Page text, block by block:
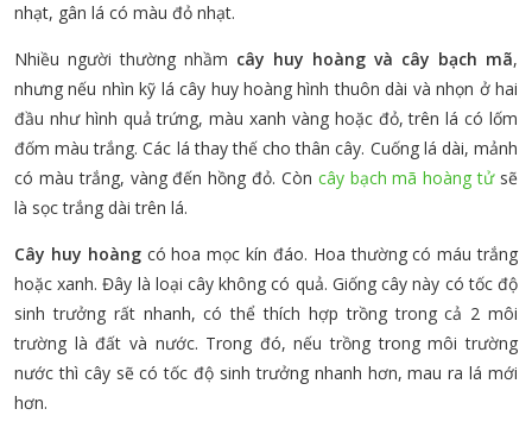
nhạt, gân lá có màu đỏ nhạt.
Nhiều người thường nhầm cây huy hoàng và cây bạch mã,
nhưng nếu nhìn kỹ lá cây huy hoàng hình thuôn dài và nhọn ở hai
đầu như hình quả trứng, màu xanh vàng hoặc đỏ, trên lá có lốm
đốm màu trắng. Các lá thay thế cho thân cây. Cuống lá dài, mảnh
có màu trắng, vàng đến hồng đỏ. Còn cây bạch mã hoàng tửsẽ
là sọc trắng dài trên lá.
Cây huy hoàngcó hoa mọc kín đáo. Hoa thường có máu trắng
hoặc xanh. Đây là loại cây không có quả. Giống cây này có tốc độ
sinh trưởng rất nhanh, có thể thích hợp trồng trong cả 2 môi
trường là đất và nước. Trong đó, nếu trồng trong môi trường
nước thì cây sẽ có tốc độ sinh trưởng nhanh hơn, mau ra lá mới
hơn.